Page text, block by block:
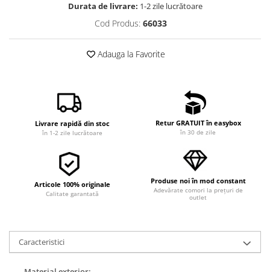
Durata de livrare: 1-2 zile lucrătoare
Cod Produs: 66033
Adauga la Favorite
Livrare rapidă din stoc
în 1-2 zile lucrătoare
Retur GRATUIT în easybox
în 30 de zile
Articole 100% originale
Calitate garantată
Produse noi în mod constant
Adevărate comori la prețuri de
outlet
Caracteristici